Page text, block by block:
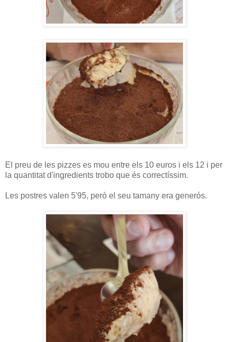
El preu de les pizzes es mou entre els 10 euros i els 12 i per
la quantitat d'ingredients trobo que és correctíssim.
Les postres valen 5'95, però el seu tamany era generós.